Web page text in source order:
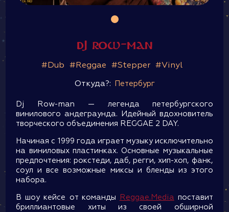
Dj Row-man
#Dub #Reggae #Stepper #Vinyl
Откуда?: Петербург
Dj Row-man — легенда петербургского
винилового андеграунда. Идейный вдохновитель
творческого объединения REGGAE 2 DAY.
Начиная с 1999 года играет музыку исключительно
на виниловых пластинках. Основные музыкальные
предпочтения: рокстеди, даб, регги, хип-хоп, фанк,
соул и все возможные миксы и бленды из этого
набора.
В шоу кейсе от команды Reggae.Media поставит
бриллиантовые хиты из своей обширной